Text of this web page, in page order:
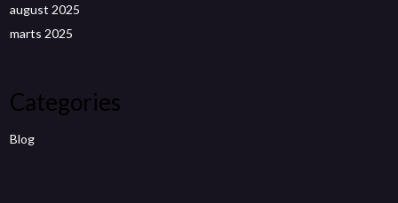
august 2025
marts 2025
Categories
Blog